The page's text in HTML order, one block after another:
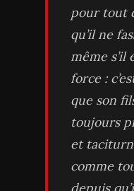
pour tout
qu’il ne
même s’il
force :
que son
toujours
et
comme